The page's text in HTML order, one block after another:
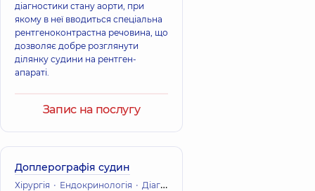
діагностики стану аорти, при
якому в неї вводиться спеціальна
рентгеноконтрастна речовина, що
дозволяє добре розглянути
ділянку судини на рентген-
апараті.
Запис на послугу
Доплерографія судин
Хірургія Ендокринологія Діагностика